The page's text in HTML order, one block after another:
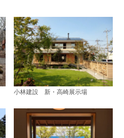
小林建設 新・高崎展示場